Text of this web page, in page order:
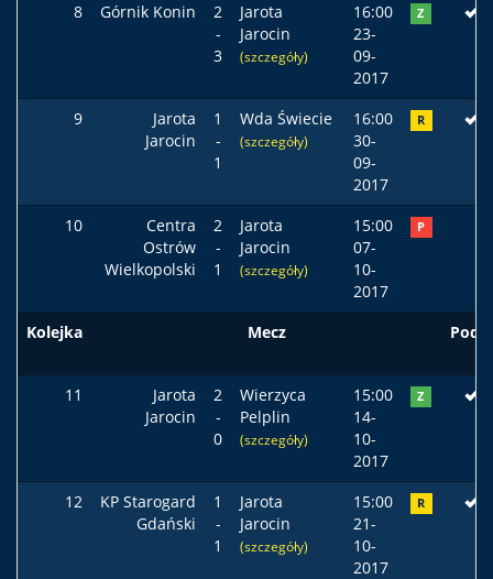
8 Górnik Konin
2
-
3
Jarota
Jarocin
(szczegóły)
16:00
23-
09-
2017
Z
9
Jarota
Jarocin
1
-
1
Wda Świecie
(szczegóły)
16:00
30-
09-
2017
R
10
Centra
Ostrów
Wielkopolski
2
-
1
Jarota
Jarocin
(szczegóły)
15:00
07-
10-
2017
P
Kolejka Mecz Podst
11
Jarota
Jarocin
2
-
0
Wierzyca
Pelplin
(szczegóły)
15:00
14-
10-
2017
Z
12
KP Starogard
Gdański
1
-
1
Jarota
Jarocin
(szczegóły)
15:00
21-
10-
2017
R